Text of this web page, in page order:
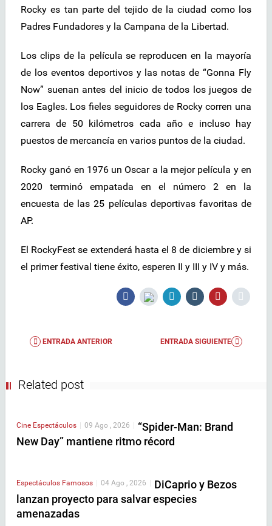
Rocky es tan parte del tejido de la ciudad como los
Padres Fundadores y la Campana de la Libertad.
Los clips de la película se reproducen en la mayoría
de los eventos deportivos y las notas de “Gonna Fly
Now” suenan antes del inicio de todos los juegos de
los Eagles. Los fieles seguidores de Rocky corren una
carrera de 50 kilómetros cada año e incluso hay
puestos de mercancía en varios puntos de la ciudad.
Rocky ganó en 1976 un Oscar a la mejor película y en
2020 terminó empatada en el número 2 en la
encuesta de las 25 películas deportivas favoritas de
AP.
El RockyFest se extenderá hasta el 8 de diciembre y si
el primer festival tiene éxito, esperen II y III y IV y más.
ENTRADA ANTERIOR ENTRADA SIGUIENTE
Related post
Cine Espectáculos 09 Ago , 2026
“Spider-Man: Brand
New Day” mantiene ritmo récord
Espectáculos Famosos | 04 Ago , 2026 | DiCaprio y Bezos
lanzan proyecto para salvar especies
amenazadas